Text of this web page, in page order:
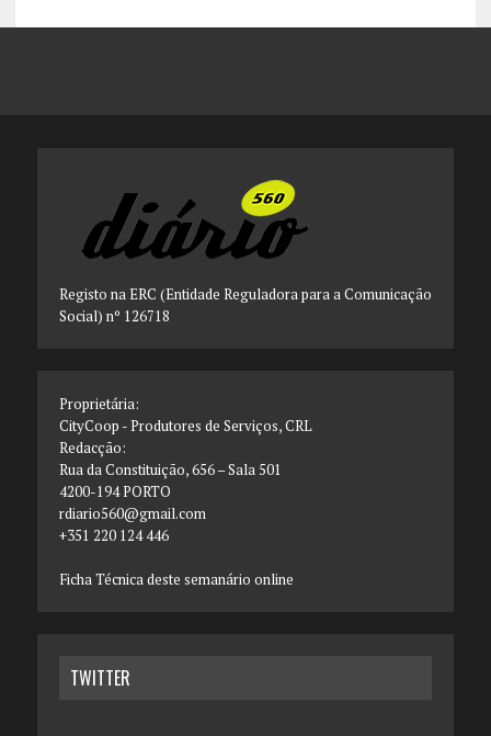
Registo na ERC (Entidade Reguladora para a Comunicação
Social) nº 126718
Proprietária:
CityCoop - Produtores de Serviços, CRL
Redacção:
Rua da Constituição, 656 – Sala 501
4200-194 PORTO
rdiario560@gmail.com
+351 220 124 446
Ficha Técnica deste semanário online
TWITTER